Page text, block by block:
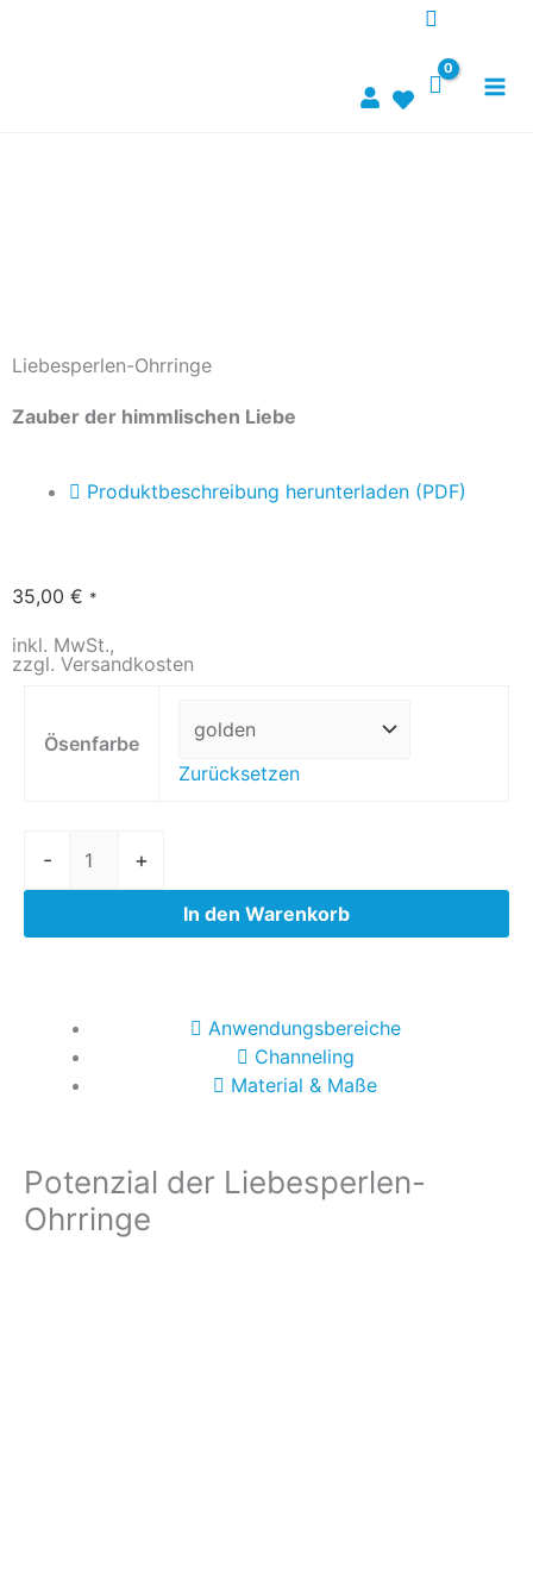
Liebesperlen-Ohrringe
Zauber der himmlischen Liebe
Produktbeschreibung herunterladen (PDF)
35,00 € *
inkl. MwSt.,
zzgl. Versandkosten
Ösenfarbe
Zurücksetzen
-
Ohrringe
Menge
+
In den Warenkorb
Anwendungsbereiche
Channeling
Material & Maße
Potenzial der Liebesperlen-
Ohrringe